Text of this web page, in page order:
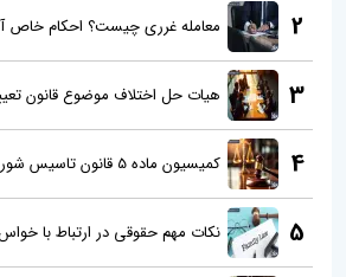
2 معامله غرری چیست؟ احکام
3 هیات حل اختلاف موضوع قانون
4 کمیسیون ماده 5 قانون تاسیس شورای...
5 نکات مهم حقوقی در ارتباط با